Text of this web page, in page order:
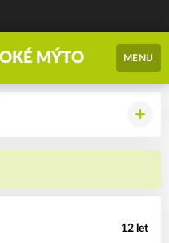
MÝTO MENU
12 let